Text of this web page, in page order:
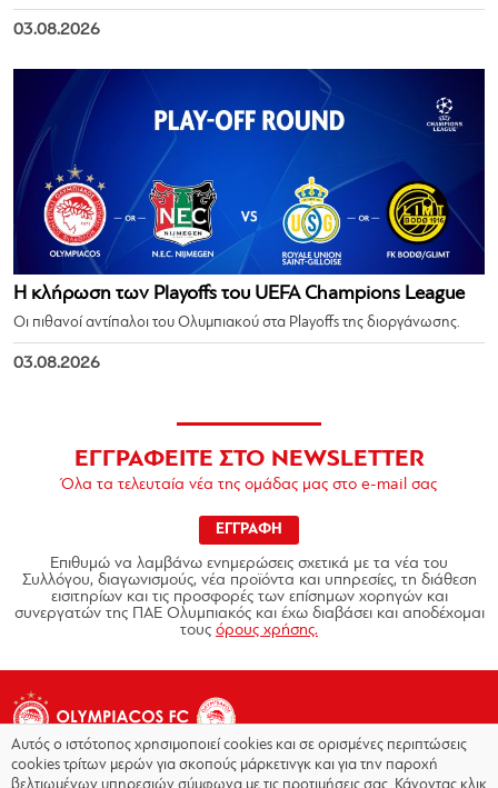
03.08.2026
Η κλήρωση των Playoffs του UEFA Champions League
Οι πιθανοί αντίπαλοι του Ολυμπιακού στα Playoffs της διοργάνωσης.
03.08.2026
ΕΓΓΡΑΦΕΙΤΕ ΣΤΟ NEWSLETTER
Όλα τα τελευταία νέα της ομάδας μας στο e-mail σας
ΕΓΓΡΑΦΗ
Επιθυμώ να λαμβάνω ενημερώσεις σχετικά με τα νέα του
Συλλόγου, διαγωνισμούς, νέα προϊόντα και υπηρεσίες, τη διάθεση
εισιτηρίων και τις προσφορές των επίσημων χορηγών και
συνεργατών της ΠΑΕ Ολυμπιακός και έχω διαβάσει και αποδέχομαι
τους όρους χρήσης.
Αυτός ο ιστότοπος χρησιμοποιεί cookies και σε ορισμένες περιπτώσεις
cookies τρίτων μερών για σκοπούς μάρκετινγκ και για την παροχή